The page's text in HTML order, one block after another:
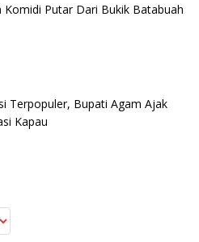
Komidi Putar Dari Bukik Batabuah
Terpopuler, Bupati Agam Ajak
Kapau